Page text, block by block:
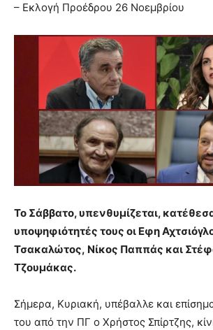
– Εκλογή Προέδρου 26 Νοεμβρίου
Το Σάββατο, υπενθυμίζεται,
υποψηφιότητές τους οι Εφη
Τσακαλώτος, Νίκος Παππάς και
Τζουμάκας.
Σήμερα, Κυριακή, υπέβαλλε και
του από την ΠΓ ο Χρήστος Σπίρτζης,